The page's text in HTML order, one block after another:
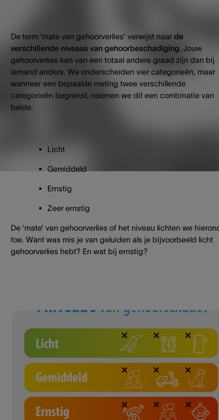
De term ‘mate van gehoorverlies’ verwijst naar de
verschillende niveaus van gehoorbeschadiging. Jouw
gehoorverlies kan van een totaal andere graad zijn dan bij
iemand anders. We onderscheiden vier categorieën, maar
wanneer een bepaalde meting twee verschillende
categorieën begrenst, noemen we dit een combinatie van
beide.
Licht
Gemiddeld
Ernstig
Zeer ernstig
De ‘mate’ van gehoorverlies of het niveau lichten we
toe. Want was mis je van geluiden als je bijvoorbeeld licht
gehoorverlies hebt? En wat bij ernstig?